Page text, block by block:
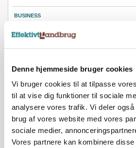
Denne hjemmeside bruger cookies
Vi bruger cookies til at tilpasse
til at vise dig funktioner til sociale
analysere vores trafik. Vi deler
brug af vores website med vores
sociale medier,
Vores partnere kan kombinere
BUSINESS
navneskifte
Annonce
Loading...